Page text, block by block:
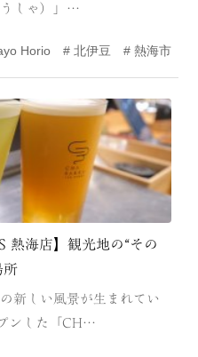
岬
花
山・公園・棚田
観光施設
カフェ・スイーツ
洞窟・島
うしゃ）」…
Horio 北伊豆 熱海市
熱海店】観光地の“その
所
新しい風景が生まれてい
ンした「CH…